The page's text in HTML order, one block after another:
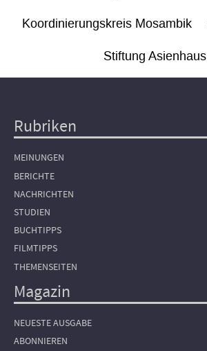
Koordinierungskreis Mosambik
Stiftung Asienhaus
Hauptnavigation
Rubriken
MEINUNGEN
BERICHTE
NACHRICHTEN
STUDIEN
BUCHTIPPS
FILMTIPPS
THEMENSEITEN
Magazin
NEUESTE AUSGABE
ABONNIEREN